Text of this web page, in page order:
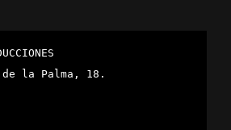
la Palma, 18.